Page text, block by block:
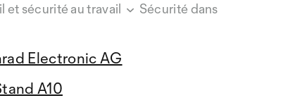
et sécurité au travail
Sécurité dans
Electronic AG
A10